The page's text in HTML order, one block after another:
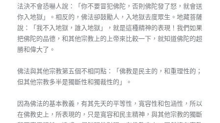
法決不會恐嚇人說：「你不要冒犯佛陀，否則佛陀發了怒，就會送
你入地獄」。相反的，佛法卻鼓勵人，入地獄去度眾生。地藏菩薩
說：「我不入地獄，誰入地獄」，就是這種精神的表現！我們如果
把佛陀的品德，和其他宗教上的上帝來比較一下，就知道佛陀的超
勝和偉大了。
佛法與其他宗教第五個不相同點：「佛教是民主的，和重理性的；
但其他宗教多半是獨斷性和獨裁性的」。
因為佛法的基本教義，有其先天的平等性，寬容性和包涵性，所以
在佛教史上，所表現的，只是寬容和民主精神，與其他宗教的獨斷